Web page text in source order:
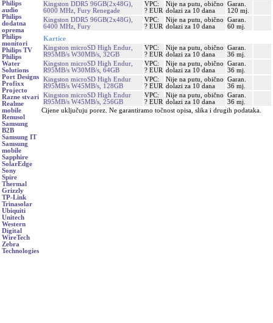
Philips
audio
Philips
dodatna
oprema
Philips
monitori
Philips TV
Philips
Water
Solutions
Port Designs
Profixx
Projecto
Razne stvari
Realme
mobile
Renusol
Samsung
B2B
Samsung IT
Samsung
mobile
Sapphire
SolarEdge
Sony
Spire
Thermal
Grizzly
TP-Link
Trinasolar
Ubiquiti
Unitech
Western
Digital
WireTech
Zebra
Technologies
Kingston DDR5 96GB(2x48G),
6000 MHz, Fury Renegade
VPC:
? EUR
Nije na putu, obično
dolazi za 10 dana
Garan.
120 mj.
Kingston DDR5 96GB(2x48G),
6400 MHz, Fury
VPC:
? EUR
Nije na putu, obično
dolazi za 10 dana
Garan.
60 mj.
Kartice
Kingston microSD High Endur,
R95MB/s W30MB/s, 32GB
VPC:
? EUR
Nije na putu, obično
dolazi za 10 dana
Garan.
36 mj.
Kingston microSD High Endur,
R95MB/s W30MB/s, 64GB
VPC:
? EUR
Nije na putu, obično
dolazi za 10 dana
Garan.
36 mj.
Kingston microSD High Endur
R95MB/s W45MB/s, 128GB
VPC:
? EUR
Nije na putu, obično
dolazi za 10 dana
Garan.
36 mj.
Kingston microSD High Endur
R95MB/s W45MB/s, 256GB
VPC:
? EUR
Nije na putu, obično
dolazi za 10 dana
Garan.
36 mj.
Cijene uključuju porez. Ne garantiramo točnost opisa, slika i drugih podataka.